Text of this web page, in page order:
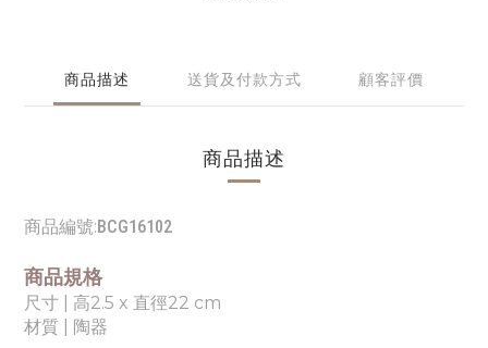
商品描述 送貨及付款方式 顧客評價
商品描述
商品編號:BCG16102
商品規格
尺寸 | 高2.5 x 直徑22 cm
材質 | 陶器